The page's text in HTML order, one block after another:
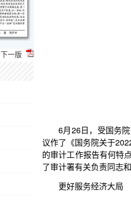
下一版
6月26日，受国务院委托，审计署
议作了《国务院关于2022年度中央预算
的审计工作报告有何特点？反映了我国
今年审计工作报告包含中央财政管
大项目和重点民生资金审计情况、国有
审计建议六大部分。
“财政部、国家发展改革委、国家税
续稳定，预算收入、分配和投资计划执行